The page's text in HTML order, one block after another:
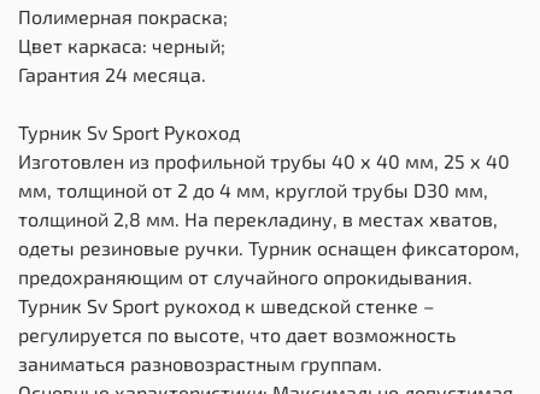
Полимерная покраска;
Цвет каркаса: черный;
Гарантия 24 месяца.
Турник Sv Sport Рукоход
Изготовлен из профильной трубы 40 х 40 мм, 25 х 40
мм, толщиной от 2 до 4 мм, круглой трубы D30 мм,
толщиной 2,8 мм. На перекладину, в местах хватов,
одеты резиновые ручки. Турник оснащен фиксатором,
предохраняющим от случайного опрокидывания.
Турник Sv Sport рукоход к шведской стенке –
регулируется по высоте, что дает возможность
заниматься разновозрастным группам.